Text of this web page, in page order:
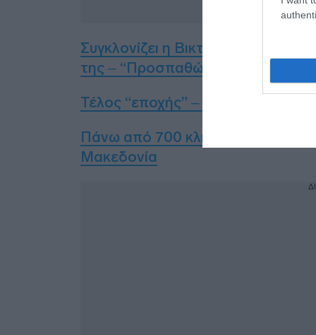
Συγκλονίζει η Βικτώρια Καρύδα 4
της – “Προσπαθώ να παλέψω”
Τέλος “εποχής” – Σταματάει από
Πάνω από 700 κλήσεις για
Μακεδονία